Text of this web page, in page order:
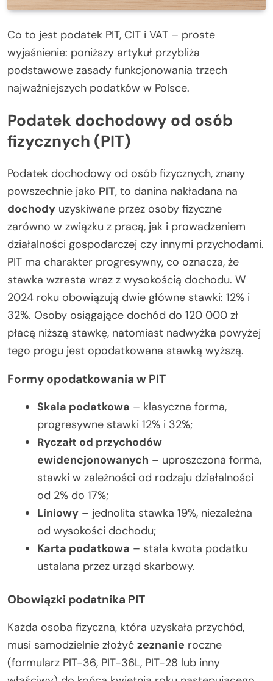
Co to jest podatek PIT, CIT i VAT – proste
wyjaśnienie: poniższy artykuł przybliża
podstawowe zasady funkcjonowania trzech
najważniejszych podatków w Polsce.
Podatek dochodowy od osób
fizycznych (PIT)
Podatek dochodowy od osób fizycznych, znany
powszechnie jako PIT, to danina nakładana na
dochody uzyskiwane przez osoby fizyczne
zarówno w związku z pracą, jak i prowadzeniem
działalności gospodarczej czy innymi przychodami.
PIT ma charakter progresywny, co oznacza, że
stawka wzrasta wraz z wysokością dochodu. W
2024 roku obowiązują dwie główne stawki: 12% i
32%. Osoby osiągające dochód do 120 000 zł
płacą niższą stawkę, natomiast nadwyżka powyżej
tego progu jest opodatkowana stawką wyższą.
Formy opodatkowania w PIT
Skala podatkowa – klasyczna forma,
progresywne stawki 12% i 32%;
Ryczałt od przychodów
ewidencjonowanych – uproszczona forma,
stawki w zależności od rodzaju działalności
od 2% do 17%;
Liniowy – jednolita stawka 19%, niezależna
od wysokości dochodu;
Karta podatkowa – stała kwota podatku
ustalana przez urząd skarbowy.
Obowiązki podatnika PIT
Każda osoba fizyczna, która uzyskała przychód,
musi samodzielnie złożyć zeznanie roczne
(formularz PIT-36, PIT-36L, PIT-28 lub inny